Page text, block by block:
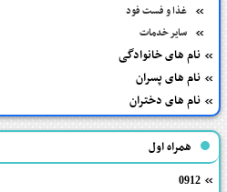
غذا و فست فود
سایر خدمات
نام های خانوادگی
نام های پسران
نام های دختران
همراه اول
0912